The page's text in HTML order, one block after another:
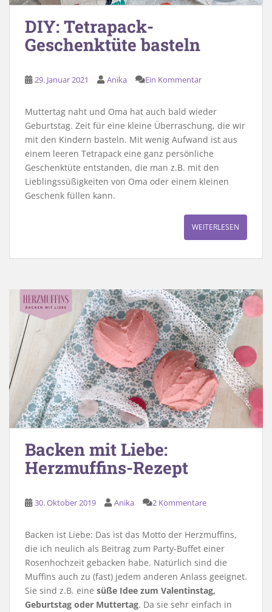
DIY: Tetrapack-
Geschenktüte basteln
29. Januar 2021 Anika Ein Kommentar
Muttertag naht und Oma hat auch bald wieder
Geburtstag. Zeit für eine kleine Überraschung, die wir
mit den Kindern basteln. Mit wenig Aufwand ist aus
einem leeren Tetrapack eine ganz persönliche
Geschenktüte entstanden, die man z.B. mit den
Lieblingssüßigkeiten von Oma oder einem kleinen
Geschenk füllen kann.
WEITERLESEN
Backen mit Liebe:
Herzmuffins-Rezept
30. Oktober 2019 Anika 2 Kommentare
Backen ist Liebe: Das ist das Motto der Herzmuffins,
die ich neulich als Beitrag zum Party-Buffet einer
Rosenhochzeit gebacken habe. Natürlich sind die
Muffins auch zu (fast) jedem anderen Anlass geeignet.
Sie sind z.B. eine süße Idee zum Valentinstag,
Geburtstag oder Muttertag. Da sie sehr einfach in